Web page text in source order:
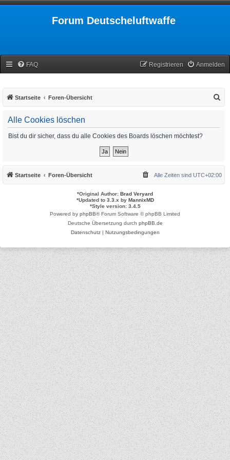
Forum Deutscheluftwaffe
FAQ Anmelden
Registrieren
Startseite Foren-Übersicht
Alle Cookies löschen
Bist du dir sicher, dass du alle Cookies des Boards löschen möchtest?
Startseite Foren-Übersicht Alle Zeiten sind UTC+02:00
*Original Author: Brad Veryard
*Updated to 3.3.x by MannixMD
*Style version: 3.4.5
Powered by phpBB® Forum Software © phpBB Limited
Deutsche Übersetzung durch phpBB.de
Datenschutz| Nutzungsbedingungen